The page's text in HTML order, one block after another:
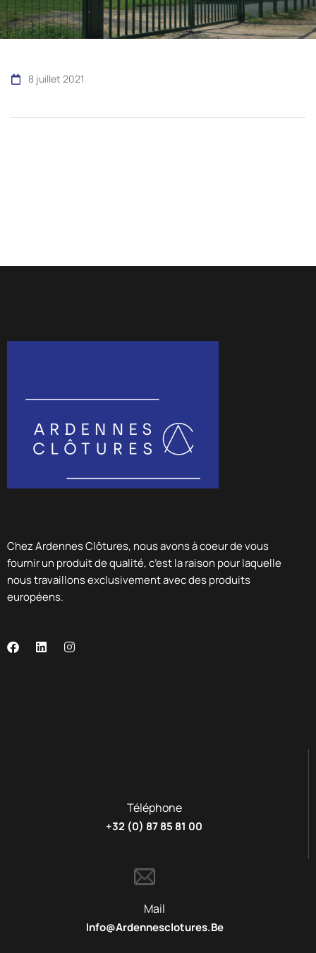
8 juillet 2021
Chez Ardennes Clôtures, nous avons à coeur de vous
fournir un produit de qualité, c’est la raison pour laquelle
nous travaillons exclusivement avec des produits
européens.
Téléphone
+32 (0) 87 85 81 00
Mail
Info@ardennesclotures.be